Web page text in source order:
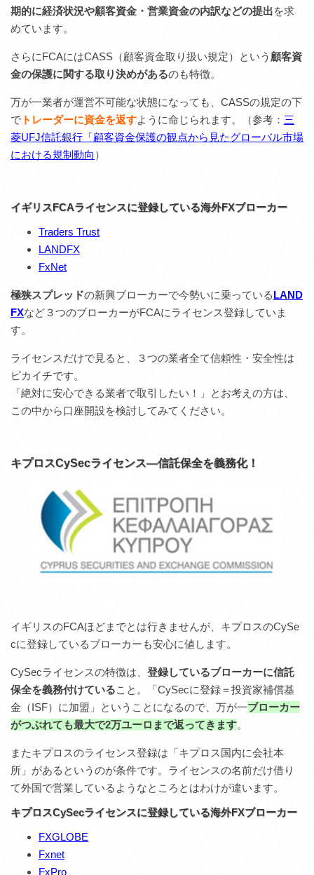
期的に経済状況や顧客資金・営業資金の内訳などの提出を求
めています。
さらにFCAにはCASS（顧客資金取り扱い規定）という 顧客資
金の保護に関する取り決めがあるのも特徴。
万が一業者が運営不可能な状態になっても、CASSの規定の下
で トレーダーに資金を返すように命じられます。（参考： 三
菱UFJ信託銀行「顧客資金保護の観点から見たグローバル市場
における規制動向 ）
イギリスFCAライセンスに登録している海外FXブローカー
Traders Trust
LANDFX
FxNet
極狭スプレッドの新興ブローカーで今勢いに乗っているLAND
FXなど３つのブローカーがFCAにライセンス登録していま
す。
ライセンスだけで見ると、３つの業者全て信頼性・安全性は
ピカイチです。
「絶対に安心できる業者で取引したい！」とお考えの方は、
この中から口座開設を検討してみてください。
キプロスCySecライセンス―信託保全を義務化！
イギリスのFCAほどまでとは行きませんが、キプロスのCySe
cに登録しているブローカーも安心に値します。
CySecライセンスの特徴は、 登録しているブローカーに信託
保全を義務付けていること。「CySecに登録＝投資家補償基
金（ISF）に加盟」ということになるので、万が一ブローカー
がつぶれても最大で2万ユーロまで返ってきます。
またキプロスのライセンス登録は「キプロス国内に会社本
所」があるというのが条件です。ライセンスの名前だけ借り
て外国で営業しているようなところとはわけが違います。
キプロスCySecライセンスに登録している海外FXブローカー
FXGLOBE
Fxnet
FxPro